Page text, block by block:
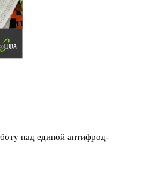
над единой антифрод-